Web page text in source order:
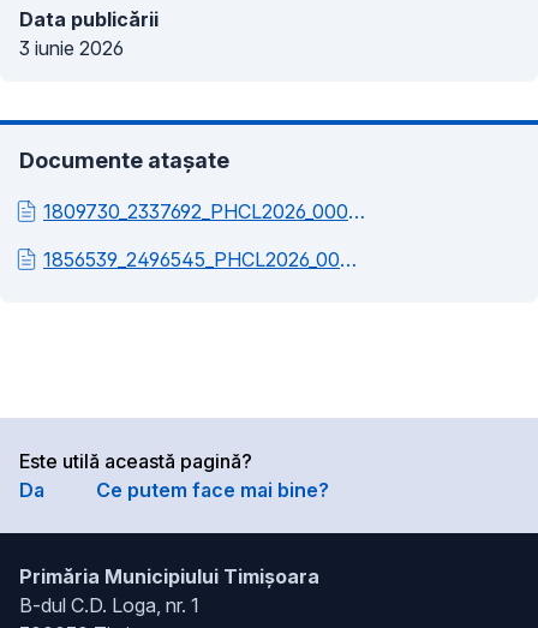
Data publicării
3 iunie 2026
Documente atașate
1809730_2337692_PHCL2026_000158_Referat_de_aprobare.pdf
1856539_2496545_PHCL2026_000158_Raport_de_specialitate.pdf
Este utilă această pagină?
Da
Ce putem face mai bine?
Primăria Municipiului Timișoara
B-dul C.D. Loga, nr. 1